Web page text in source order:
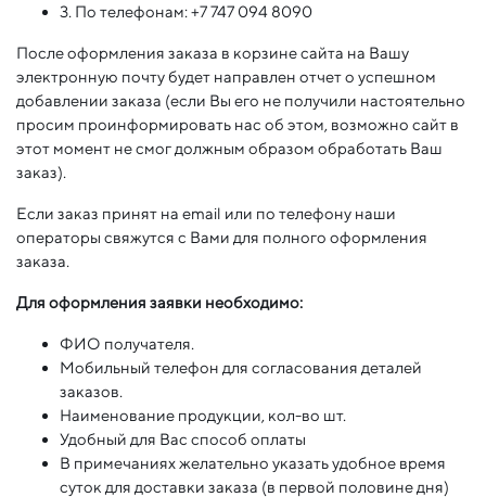
3. По телефонам: +7 747 094 8090
После оформления заказа в корзине сайта на Вашу
электронную почту будет направлен отчет о успешном
добавлении заказа (если Вы его не получили настоятельно
просим проинформировать нас об этом, возможно сайт в
этот момент не смог должным образом обработать Ваш
заказ).
Если заказ принят на email или по телефону наши
операторы свяжутся с Вами для полного оформления
заказа.
Для оформления заявки необходимо:
ФИО получателя.
Мобильный телефон для согласования деталей
заказов.
Наименование продукции, кол-во шт.
Удобный для Вас способ оплаты
В примечаниях желательно указать удобное время
суток для доставки заказа (в первой половине дня)